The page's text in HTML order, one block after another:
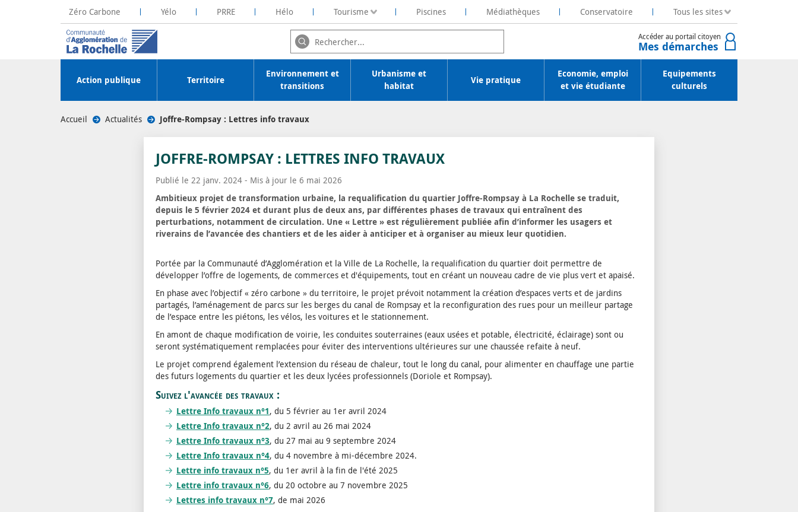
Zéro Carbone
La Rochelle Territoire Zéro Carbone
Yélo PRRE
Plateforme Rochelaise de Rénovation Energétique
Hélo Tourisme Piscines Médiathèques Conservatoire Tous les sites
Accéder au portail citoyen
Mes démarches
Action publique Territoire
Environnement et
transitions
Urbanisme et
habitat
Vie pratique
Economie, emploi
et vie étudiante
Equipements
culturels
Accueil Actualités Joffre-Rompsay : Lettres info travaux
JOFFRE-ROMPSAY : LETTRES INFO TRAVAUX
Publié le 22 janv. 2024 - Mis à jour le 6 mai 2026
Ambitieux projet de transformation urbaine, la requalification du quartier Joffre-Rompsay à La Rochelle se traduit,
depuis le 5 février 2024 et durant plus de deux ans, par différentes phases de travaux qui entraînent des
perturbations, notamment de circulation. Une « Lettre » est régulièrement publiée afin d’informer les usagers et
riverains de l’avancée des chantiers et de les aider à anticiper et à organiser au mieux leur quotidien.
Portée par la Communauté d’Agglomération et la Ville de La Rochelle, la requalification du quartier doit permettre de
développer l’offre de logements, de commerces et d'équipements, tout en créant un nouveau cadre de vie plus vert et apaisé.
En phase avec l’objectif « zéro carbone » du territoire, le projet prévoit notamment la création d’espaces verts et de jardins
partagés, l’aménagement de parcs sur les berges du canal de Rompsay et la reconfiguration des rues pour un meilleur partage
de l’espace entre les piétons, les vélos, les voitures et le stationnement.
En amont de chaque modification de voirie, les conduites souterraines (eaux usées et potable, électricité, éclairage) sont ou
seront systématiquement remplacées pour éviter des interventions ultérieures sur une chaussée refaite à neuf.
Le projet comprend également l’extension du réseau de chaleur, tout le long du canal, pour alimenter en chauffage une partie
des futurs logements du quartier et les deux lycées professionnels (Doriole et Rompsay).
Suivez l'avancée des travaux :
Lettre Info travaux n°1, du 5 février au 1er avril 2024
Lettre Info travaux n°2, du 2 avril au 26 mai 2024
Lettre Info travaux n°3, du 27 mai au 9 septembre 2024
Lettre Info travaux n°4, du 4 novembre à mi-décembre 2024.
Lettre info travaux n°5, du 1er avril à la fin de l'été 2025
Lettre info travaux n°6, du 20 octobre au 7 novembre 2025
Lettres info travaux n°7, de mai 2026